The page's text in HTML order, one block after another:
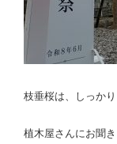
枝垂桜は、しっか
植木屋さんにお聞